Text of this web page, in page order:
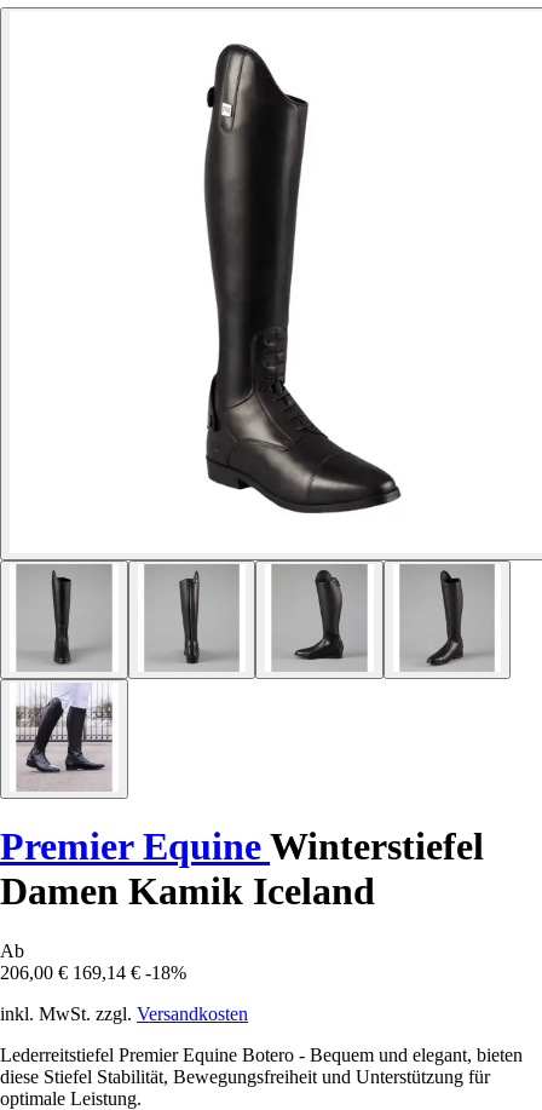
Premier EquineWinterstiefel
Damen Kamik Iceland
Ab
206,00 € 169,14 € -18%
inkl. MwSt. zzgl. Versandkosten
Lederreitstiefel Premier Equine Botero - Bequem und elegant, bieten
diese Stiefel Stabilität, Bewegungsfreiheit und Unterstützung für
optimale Leistung.